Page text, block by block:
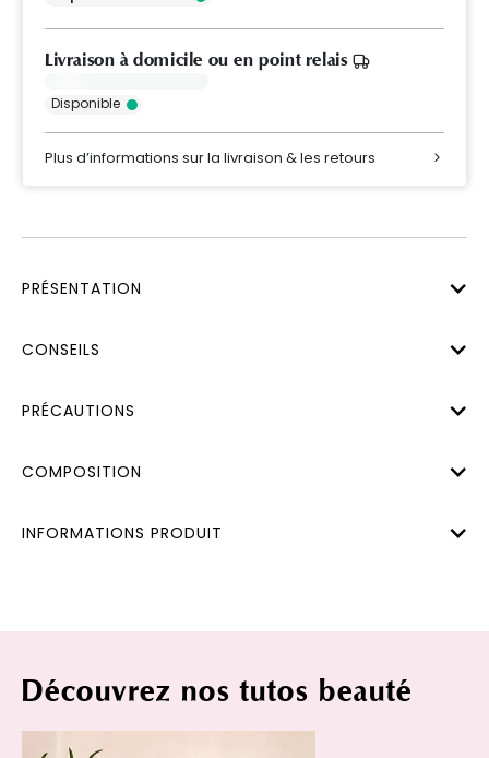
Livraison à domicile ou en point relais
Disponible
Plus d’informations sur la livraison & les retours
PRÉSENTATION
CONSEILS
PRÉCAUTIONS
COMPOSITION
INFORMATIONS PRODUIT
Découvrez nos tutos beauté